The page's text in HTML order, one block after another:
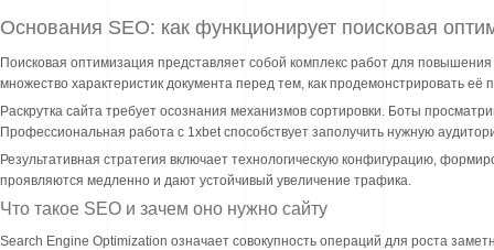
Основания SEO: как функционирует поисковая
Поисковая оптимизация представляет собой комплекс работ для
множество характеристик документа перед тем, как продемонстрировать её
Раскрутка сайта требует осознания механизмов сортировки. Боты
Профессиональная работа с 1xbet способствует заполучить нужную
Результативная стратегия включает технологическую конфигурацию,
проявляются медленно и дают устойчивый увеличение трафика.
Что такое SEO и зачем оно нужно сайту
Search Engine Optimization означает совокупность операций для роста